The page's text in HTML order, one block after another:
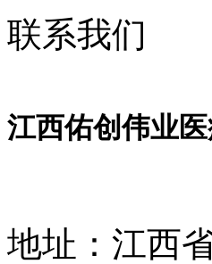
联系我们
江西佑创伟业医
地址：江西